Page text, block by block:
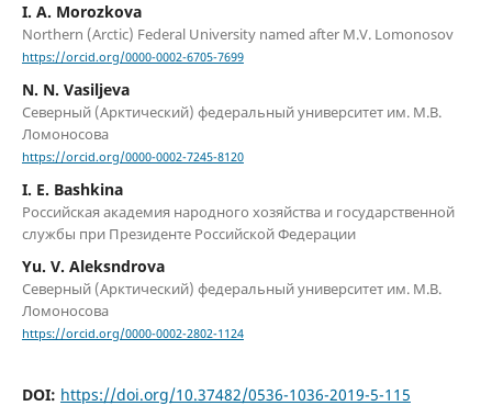
I. A. Morozkova
Northern (Arctic) Federal University named after M.V. Lomonosov
https://orcid.org/0000-0002-6705-7699
N. N. Vasiljeva
Северный (Арктический) федеральный университет им. М.В.
Ломоносова
https://orcid.org/0000-0002-7245-8120
I. E. Bashkina
Российская академия народного хозяйства и государственной
службы при Президенте Российской Федерации
Yu. V. Aleksndrova
Северный (Арктический) федеральный университет им. М.В.
Ломоносова
https://orcid.org/0000-0002-2802-1124
DOI: https://doi.org/10.37482/0536-1036-2019-5-115